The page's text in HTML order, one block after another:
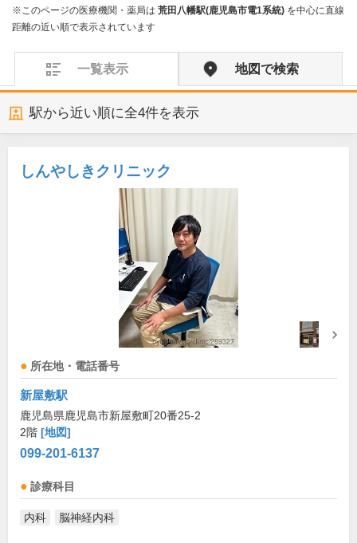
※このページの医療機関・薬局は 荒田八幡駅(鹿児島市電1系統) を中心に直線
距離の近い順で表示されています
一覧表示 地図で検索
駅から近い順に全4件を表示
しんやしきクリニック
所在地・電話番号
新屋敷駅
鹿児島県鹿児島市新屋敷町20番25-2
2階 [地図]
099-201-6137
診療科目
内科 脳神経内科